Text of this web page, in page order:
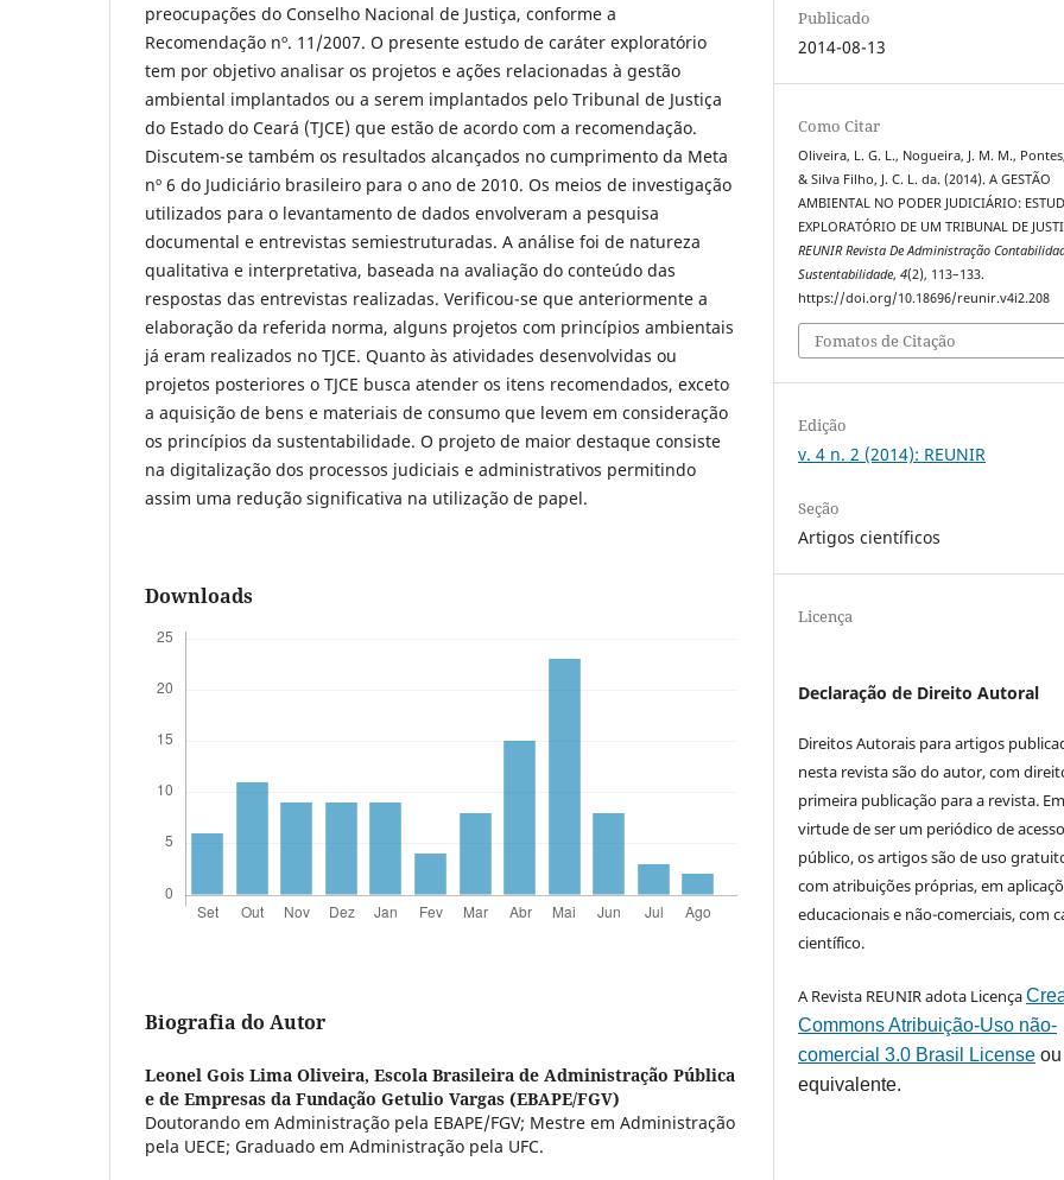
preocupações do Conselho Nacional de Justiça, conforme a
Recomendação nº. 11/2007. O presente estudo de caráter exploratório
tem por objetivo analisar os projetos e ações relacionadas à gestão
ambiental implantados ou a serem implantados pelo Tribunal de Justiça
do Estado do Ceará (TJCE) que estão de acordo com a recomendação.
Discutem-se também os resultados alcançados no cumprimento da Meta
nº 6 do Judiciário brasileiro para o ano de 2010. Os meios de investigação
utilizados para o levantamento de dados envolveram a pesquisa
documental e entrevistas semiestruturadas. A análise foi de natureza
qualitativa e interpretativa, baseada na avaliação do conteúdo das
respostas das entrevistas realizadas. Verificou-se que anteriormente a
elaboração da referida norma, alguns projetos com princípios ambientais
já eram realizados no TJCE. Quanto às atividades desenvolvidas ou
projetos posteriores o TJCE busca atender os itens recomendados, exceto
a aquisição de bens e materiais de consumo que levem em consideração
os princípios da sustentabilidade. O projeto de maior destaque consiste
na digitalização dos processos judiciais e administrativos permitindo
assim uma redução significativa na utilização de papel.
Downloads
Biografia do Autor
Leonel Gois Lima Oliveira, Escola Brasileira de Administração Pública
e de Empresas da Fundação Getulio Vargas (EBAPE/FGV)
Doutorando em Administração pela EBAPE/FGV; Mestre em Administração
pela UECE; Graduado em Administração pela UFC.
Publicado
2014-08-13
Como Citar
Oliveira, L. G. L., Nogueira, J. M. M.,
& Silva Filho, J. C. L. da. (2014). A GESTÃO
AMBIENTAL NO PODER JUDICIÁRIO:
EXPLORATÓRIO DE UM TRIBUNAL DE
REUNIR Revista De Administração
Sustentabilidade,4(2), 113–133.
https://doi.org/10.18696/reunir.v4i2.208
Fomatos de Citação
Edição
v. 4 n. 2 (2014): REUNIR
Seção
Artigos científicos
Licença
Declaração de Direito Autoral
Direitos Autorais para artigos
nesta revista são do autor, com
primeira publicação para a revista. Em
virtude de ser um periódico de acesso
público, os artigos são de uso
com atribuições próprias, em
educacionais e não-comerciais, com
científico.
A Revista REUNIR adota Licença
Commons Atribuição-Uso não-
comercial 3.0 Brasil License
equivalente.